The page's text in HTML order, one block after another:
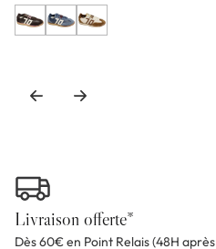
Livraison offerte*
Dès 60€ en Point Relais (48H après